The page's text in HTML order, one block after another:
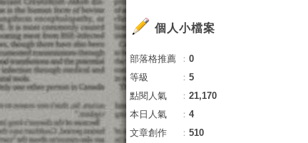
個人小檔案
部落格推薦 ： 0
等級
： 5
點閱人氣
： 21,170
本日人氣
： 4
文章創作
： 510